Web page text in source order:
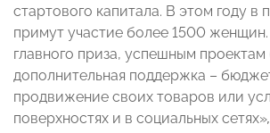
стартового капитала. В этом году в
примут участие более 1500
главного приза, успешным проектам
дополнительная поддержка –
продвижение своих товаров или
поверхностях и в социальных сетях»